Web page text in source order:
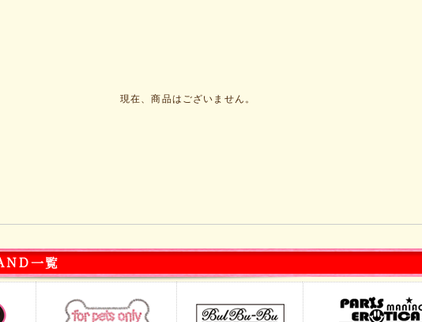
現在、商品はございません。